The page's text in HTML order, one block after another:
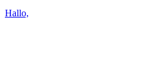
Hallo,